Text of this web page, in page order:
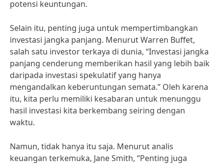
potensi keuntungan.
Selain itu, penting juga untuk mempertimbangkan
investasi jangka panjang. Menurut Warren Buffet,
salah satu investor terkaya di dunia, “Investasi jangka
panjang cenderung memberikan hasil yang lebih baik
daripada investasi spekulatif yang hanya
mengandalkan keberuntungan semata.” Oleh karena
itu, kita perlu memiliki kesabaran untuk menunggu
hasil investasi kita berkembang seiring dengan
waktu.
Namun, tidak hanya itu saja. Menurut analis
keuangan terkemuka, Jane Smith, “Penting juga